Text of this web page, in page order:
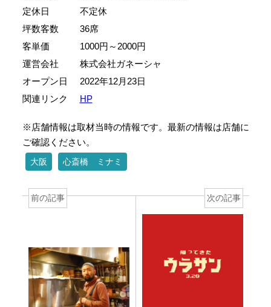
定休日
不定休
坪数客数
36席
客単価
1000円～2000円
運営会社
株式会社ガネーシャ
オープン日
2022年12月23日
関連リンク
HP
※店舗情報は取材当時の情報です。最新の情報は店舗に
ご確認ください。
大阪 心斎橋 ミナミ
前の記事 次の記事